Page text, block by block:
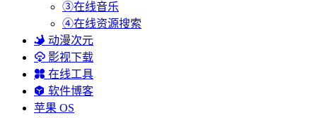
③在线音乐
④在线资源搜索
动漫次元
影视下载
在线工具
软件博客
苹果 OS